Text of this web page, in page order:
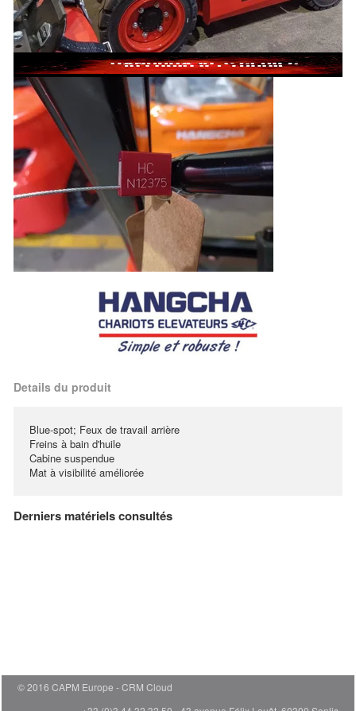
Details du produit
Blue-spot; Feux de travail arrière
Freins à bain d'huile
Cabine suspendue
Mat à visibilité améliorée
Derniers matériels consultés
© 2016 CAPM Europe
CRM Cloud